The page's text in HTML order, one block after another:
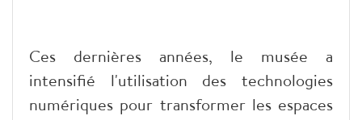
​Ces dernières années, le musée a
intensifié l'utilisation des technologies
numériques pour transformer les espaces